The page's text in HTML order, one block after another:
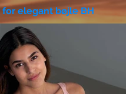
elegant bøjle BH